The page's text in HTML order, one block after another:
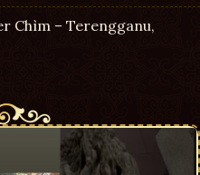
Chìm – Terengganu,